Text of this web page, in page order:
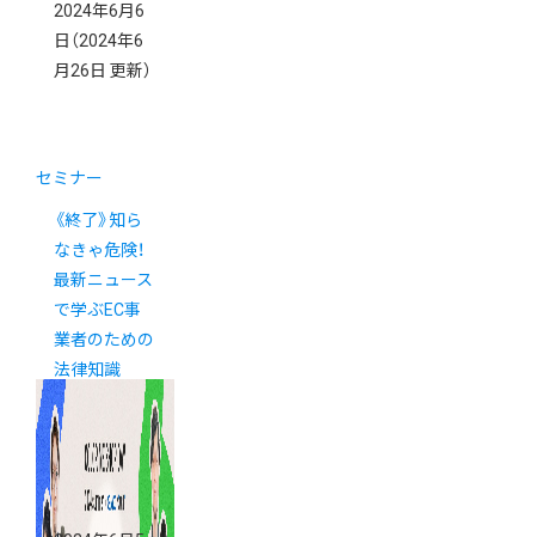
2024年6月6
日 （2024年6
月26日 更新）
セミナー
《終了》知ら
なきゃ危険！
最新ニュース
で学ぶEC事
業者のための
法律知識